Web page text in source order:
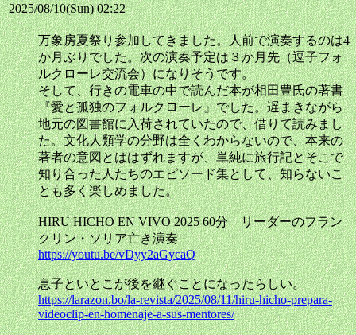
2025/08/10(Sun) 02:22
万象房夏祭り参加してきました。人前で演奏するのは4
か月ぶりでした。次の演奏予定は３か月先（逗子フォ
ルクローレ交流会）になりそうです。
そして、行きの電車の中で読んだ本が相田豊氏の著書
『愛と孤独のフォルクローレ』でした。遅まきながら
地元の図書館に入荷されていたので、借りて読みまし
た。文化人類学の分野は全くわからないので、本来の
著者の意図とははずれますが、単純に旅行記とそこで
知り合った人たちのエピソード集として、知らないこ
とも多く楽しめました。
HIRU HICHO EN VIVO 2025 60分 リーダーのフラン
クリン・ソリア亡き演奏
https://youtu.be/vDyy2aGycaQ
息子といとこが後を継ぐことになったらしい。
https://larazon.bo/la-revista/2025/08/11/hiru-hicho-prepara-
videoclip-en-homenaje-a-sus-mentores/